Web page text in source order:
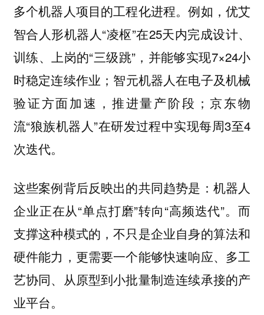
多个机器人项目的工程化进程。例如，优艾
智合人形机器人“凌枢”在25天内完成设计、
训练、上岗的“三级跳”，并能够实现7×24小
时稳定连续作业；智元机器人在电子及机械
验证方面加速，推进量产阶段；京东物
流“狼族机器人”在研发过程中实现每周3至4
次迭代。
这些案例背后反映出的共同趋势是：机器人
企业正在从“单点打磨”转向“高频迭代”。而
支撑这种模式的，不只是企业自身的算法和
硬件能力，更需要一个能够快速响应、多工
艺协同、从原型到小批量制造连续承接的产
业平台。